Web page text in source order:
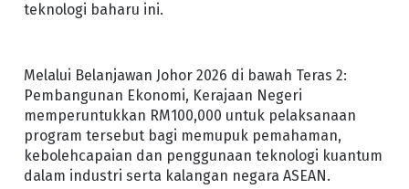
teknologi baharu ini.
Melalui Belanjawan Johor 2026 di bawah Teras 2:
Pembangunan Ekonomi, Kerajaan Negeri
memperuntukkan RM100,000 untuk pelaksanaan
program tersebut bagi memupuk pemahaman,
kebolehcapaian dan penggunaan teknologi kuantum
dalam industri serta kalangan negara ASEAN.